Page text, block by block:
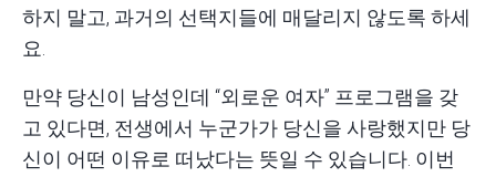
하지 말고, 과거의 선택지들에 매달리지 않도록 하세
요.
만약 당신이 남성인데 “외로운 여자” 프로그램을 갖
고 있다면, 전생에서 누군가가 당신을 사랑했지만 당
신이 어떤 이유로 떠났다는 뜻일 수 있습니다. 이번